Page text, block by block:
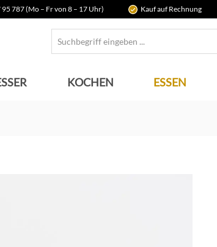
787 (Mo – Fr von 8 – 17 Uhr) Kauf auf Rechnung
KOCHEN ESSEN